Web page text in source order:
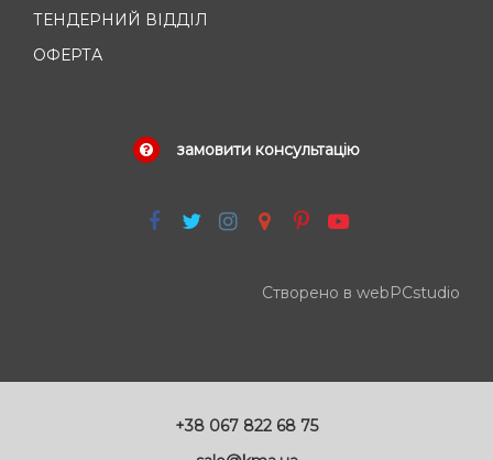
ТЕНДЕРНИЙ ВІДДІЛ
ОФЕРТА
замовити консультацію
Створено в webPCstudio
+38 067 822 68 75